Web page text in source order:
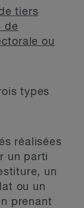
tiers
de
ou
types
réalisées
un parti
un
ou un
prenant